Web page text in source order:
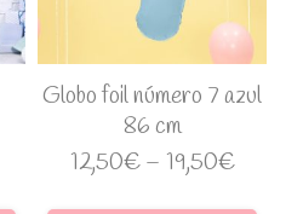
Globo foil número 7 azul
86 cm
12,50€– 19,50€